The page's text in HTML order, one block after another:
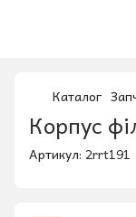
Каталог
Корпус
Артикул: 2rrt191